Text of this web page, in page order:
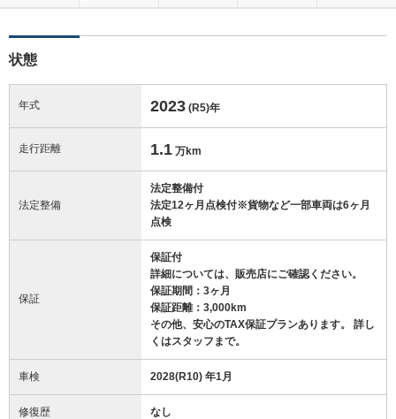
状態
年式 2023 (R5)年
走行距離 1.1 万km
法定整備
法定整備付
法定12ヶ月点検付※貨物など一部車両は6ヶ月
点検
保証
保証付
詳細については、販売店にご確認ください。
保証期間：3ヶ月
保証距離：3,000km
その他、安心のTAX保証プランあります。 詳し
くはスタッフまで。
車検 2028(R10) 年1月
修復歴 なし